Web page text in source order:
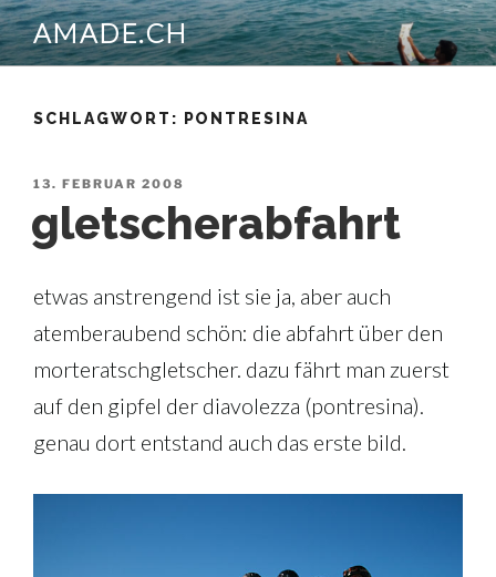
Zum
Inhalt
springen
AMADE.CH
SCHLAGWORT: PONTRESINA
VERÖFFENTLICHT
13. FEBRUAR 2008
gletscherabfahrt
etwas anstrengend ist sie ja, aber auch
atemberaubend schön: die abfahrt über den
morteratschgletscher. dazu fährt man zuerst
auf den gipfel der diavolezza (pontresina).
genau dort entstand auch das erste bild.